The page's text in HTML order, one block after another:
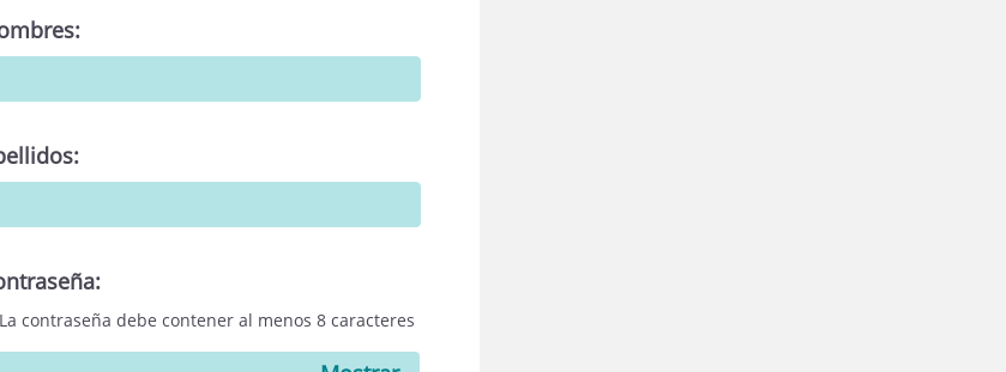
La contraseña debe contener al menos 8 caracteres